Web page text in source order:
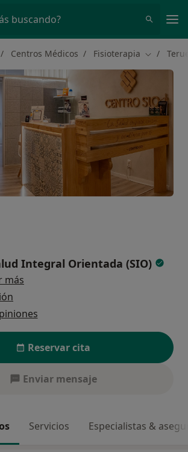
buscando?
Centros Médicos Fisioterapia Cambiar
Integral Orientada (SIO)
más
Reservar cita
Enviar mensaje
Servicios Especialistas &